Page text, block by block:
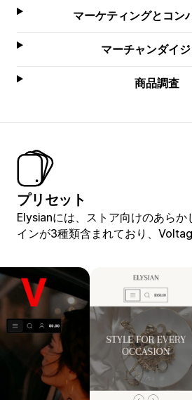
マーケティングとコン
マーチャンダイ
商品調査
プリセット
Elysianには、ストア向けのあら
インが3種類含まれており、